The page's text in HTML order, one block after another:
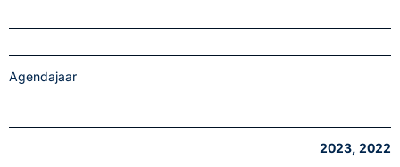
Agendajaar
2023, 2022